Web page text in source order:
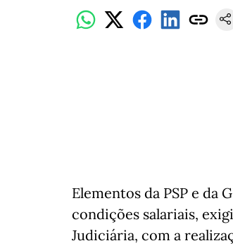
Elementos da PSP e da
condições salariais,
Judiciária, com a